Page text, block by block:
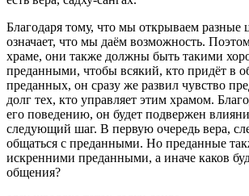
Благодаря тому, что мы открываем разные
означает, что мы даём возможность.
храме, они также должны быть такими
преданными, чтобы всякий, кто придёт в
преданных, он сразу же развил чувство
долг тех, кто управляет этим храмом.
его поведению, он будет подвержен
следующий шаг. В первую очередь вера,
общаться с преданными. Но преданные
искренними преданными, а иначе каков
общения?